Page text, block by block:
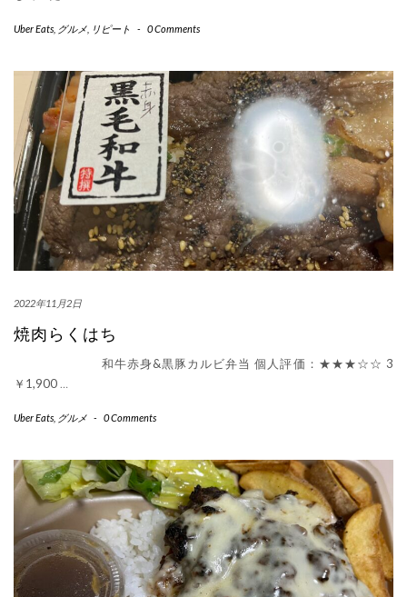
Uber Eats グルメ リピート - 0 Comments
2022年11月2日
焼肉らくはち
和牛赤身&黒豚カルビ弁当 個人評価：★★★☆☆ 3
￥1,900 …
Uber Eats グルメ - 0 Comments